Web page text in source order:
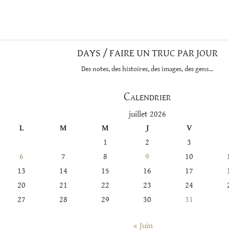
DAYS / FAIRE UN TRUC PAR JOUR
Des notes, des histoires, des images, des gens…
Calendrier
juillet 2026
L
M M J
V
1
2
3
6
7 8 9 10
13
14 15 16 17
20
21 22 23 24
27
28 29 30 31
« Juin